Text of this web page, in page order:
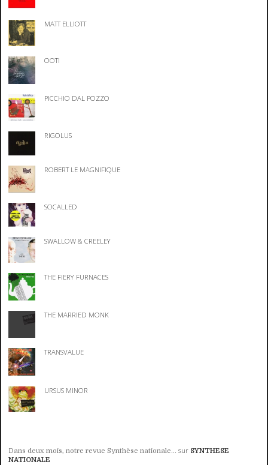
MATT ELLIOTT
OOTI
PICCHIO DAL POZZO
RIGOLUS
ROBERT LE MAGNIFIQUE
SOCALLED
SWALLOW & CREELEY
THE FIERY FURNACES
THE MARRIED MONK
TRANSVALUE
URSUS MINOR
Dans deux mois, notre revue Synthèse nationale... sur SYNTHESE
NATIONALE